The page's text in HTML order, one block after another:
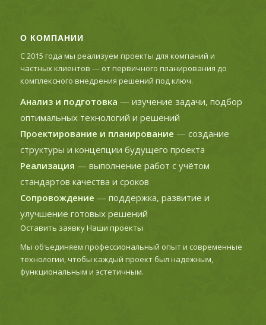
О КОМПАНИИ
С 2015 года мы реализуем проекты для компаний и
частных клиентов — от первичного планирования до
комплексного внедрения решений под ключ.
Анализ и подготовка — изучение задачи, подбор
оптимальных технологий и решений
Проектирование и планирование — создание
структуры и концепции будущего проекта
Реализация — выполнение работ с учётом
стандартов качества и сроков
Сопровождение — поддержка, развитие и
улучшение готовых решений
Оставить заявкуНаши проекты
Мы объединяем профессиональный опыт и современные
технологии, чтобы каждый проект был надежным,
функциональным и эстетичным.